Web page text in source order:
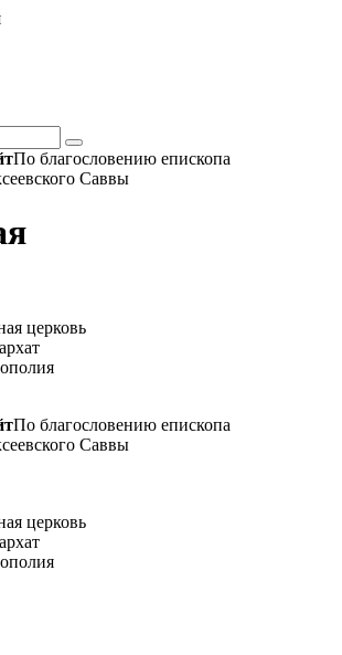
По благословению епископа
Саввы
церковь
По благословению епископа
Саввы
церковь